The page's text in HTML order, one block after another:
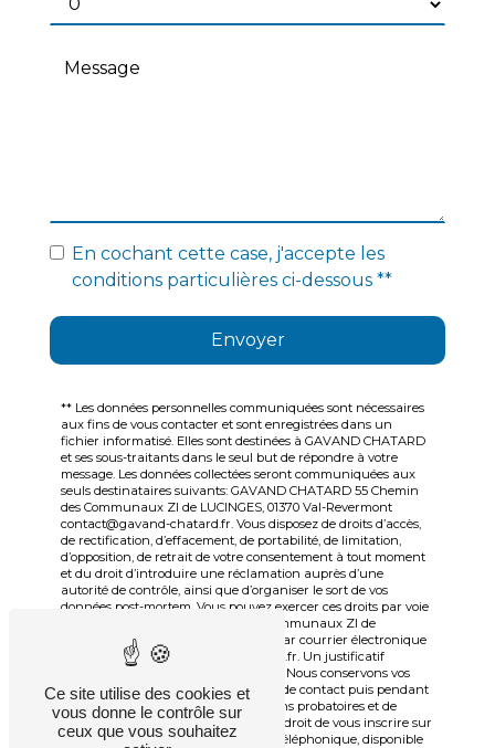
En cochant cette case, j'accepte les
conditions particulières ci-dessous **
Envoyer
** Les données personnelles communiquées sont nécessaires
aux fins de vous contacter et sont enregistrées dans un
fichier informatisé. Elles sont destinées à GAVAND CHATARD
et ses sous-traitants dans le seul but de répondre à votre
message. Les données collectées seront communiquées aux
seuls destinataires suivants: GAVAND CHATARD 55 Chemin
des Communaux ZI de LUCINGES, 01370 Val-Revermont
contact@gavand-chatard.fr. Vous disposez de droits d’accès,
de rectification, d’effacement, de portabilité, de limitation,
d’opposition, de retrait de votre consentement à tout moment
et du droit d’introduire une réclamation auprès d’une
autorité de contrôle, ainsi que d’organiser le sort de vos
données post-mortem. Vous pouvez exercer ces droits par voie
postale à l'adresse 55 Chemin des Communaux ZI de
LUCINGES, 01370 Val-Revermont ou par courrier électronique
à l'adresse contact@gavand-chatard.fr. Un justificatif
d'identité pourra vous être demandé. Nous conservons vos
données pendant la période de prise de contact puis pendant
la durée de prescription légale aux fins probatoires et de
gestion des contentieux. Vous avez le droit de vous inscrire sur
la liste d'opposition au démarchage téléphonique, disponible
Ce site utilise des cookies et
vous donne le contrôle sur
ceux que vous souhaitez